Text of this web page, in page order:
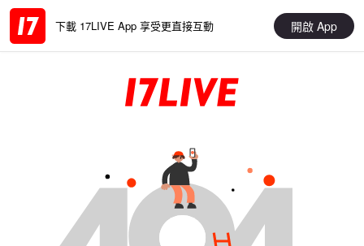
下載 17LIVE App 享受更直接互動 開啟 App